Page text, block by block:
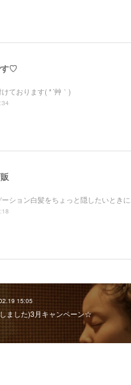
す♡
ております( *´艸｀)
ション白髪をちょっと隠したいとき
15:05
ました)3月キャンペーン☆